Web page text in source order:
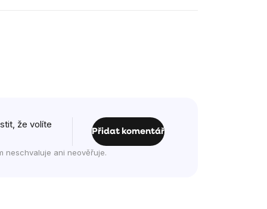
že volíte
Přidat komentář
neschvaluje ani neověřuje.